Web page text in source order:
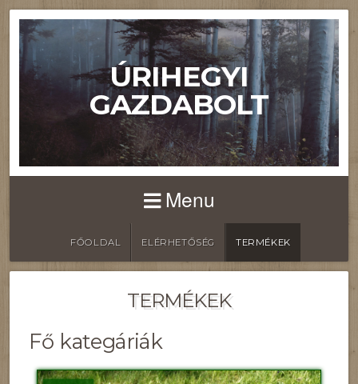
ÚRIHEGYI
GAZDABOLT
Menu
FŐOLDAL ELÉRHETŐSÉG TERMÉKEK
TERMÉKEK
Fő kategáriák